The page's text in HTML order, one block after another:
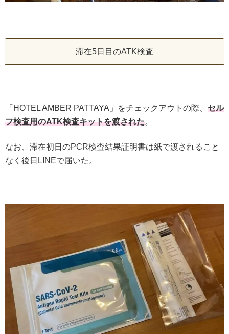
滞在5日目のATK検査
「HOTEL AMBER PATTAYA」をチェックアウトの際、 セル
フ検査用のATK検査キットを渡された。
なお、滞在初日のPCR検査結果証明書は紙で渡されること
なく後日LINEで届いた。